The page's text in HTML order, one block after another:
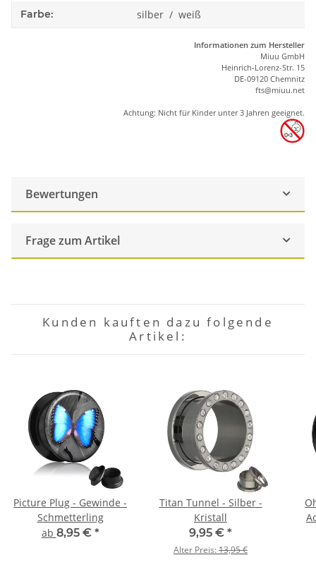
Farbe: silber / weiß
Informationen zum Hersteller
Miuu GmbH
Heinrich-Lorenz-Str. 15
DE-09120 Chemnitz
fts@miuu.net
Achtung: Nicht für Kinder unter 3 Jahren geeignet.
Bewertungen
Frage zum Artikel
Kunden kauften dazu folgende
Artikel:
Picture Plug - Gewinde -
Schmetterling
ab 8,95 € *
Titan Tunnel - Silber -
Kristall
9,95 € *
Alter Preis:13,95 €